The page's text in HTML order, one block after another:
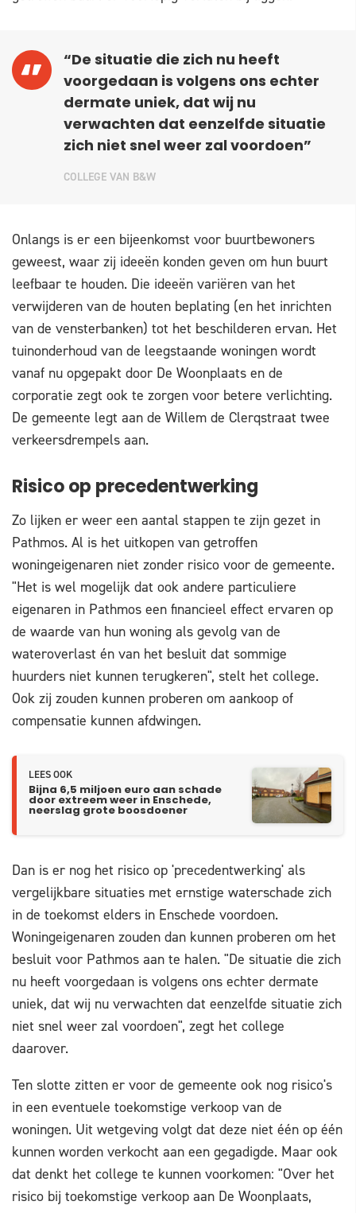
“De situatie die zich nu heeft
voorgedaan is volgens ons echter
dermate uniek, dat wij nu
verwachten dat eenzelfde situatie
zich niet snel weer zal voordoen”
COLLEGE VAN B&W
Onlangs is er een bijeenkomst voor buurtbewoners
geweest, waar zij ideeën konden geven om hun buurt
leefbaar te houden. Die ideeën variëren van het
verwijderen van de houten beplating (en het inrichten
van de vensterbanken) tot het beschilderen ervan. Het
tuinonderhoud van de leegstaande woningen wordt
vanaf nu opgepakt door De Woonplaats en de
corporatie zegt ook te zorgen voor betere verlichting.
De gemeente legt aan de Willem de Clerqstraat twee
verkeersdrempels aan.
Risico op precedentwerking
Zo lijken er weer een aantal stappen te zijn gezet in
Pathmos. Al is het uitkopen van getroffen
woningeigenaren niet zonder risico voor de gemeente.
"Het is wel mogelijk dat ook andere particuliere
eigenaren in Pathmos een financieel effect ervaren op
de waarde van hun woning als gevolg van de
wateroverlast én van het besluit dat sommige
huurders niet kunnen terugkeren", stelt het college.
Ook zij zouden kunnen proberen om aankoop of
compensatie kunnen afdwingen.
LEES OOK
Bijna 6,5 miljoen euro aan schade
door extreem weer in Enschede,
neerslag grote boosdoener
Dan is er nog het risico op 'precedentwerking' als
vergelijkbare situaties met ernstige waterschade zich
in de toekomst elders in Enschede voordoen.
Woningeigenaren zouden dan kunnen proberen om het
besluit voor Pathmos aan te halen. "De situatie die zich
nu heeft voorgedaan is volgens ons echter dermate
uniek, dat wij nu verwachten dat eenzelfde situatie zich
niet snel weer zal voordoen", zegt het college
daarover.
Ten slotte zitten er voor de gemeente ook nog risico's
in een eventuele toekomstige verkoop van de
woningen. Uit wetgeving volgt dat deze niet één op één
kunnen worden verkocht aan een gegadigde. Maar ook
dat denkt het college te kunnen voorkomen: "Over het
risico bij toekomstige verkoop aan De Woonplaats,